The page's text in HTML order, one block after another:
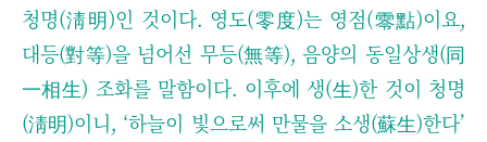
청명(淸明)인 것이다. 영도(零度)는 영점(零點)이요,
대등(對等)을 넘어선 무등(無等), 음양의 동일상생(同
一相生) 조화를 말함이다. 이후에 생(生)한 것이 청명
(淸明)이니, ‘하늘이 빛으로써 만물을 소생(蘇生)한다’